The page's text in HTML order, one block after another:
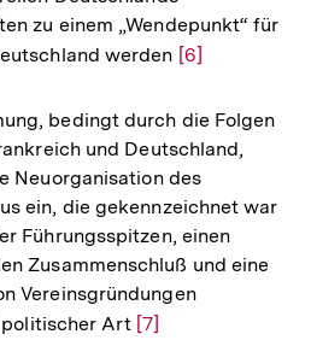
zu einem „Wendepunkt“ für
werden Zur
der
Fußnote
[6]
bedingt durch die Folgen
und Deutschland,
Neuorganisation des
ein, die gekennzeichnet war
Führungsspitzen, einen
Zusammenschluß und eine
Vereinsgründungen
politischer Art Zur
[7]